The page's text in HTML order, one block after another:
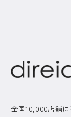
全国10,000店舗